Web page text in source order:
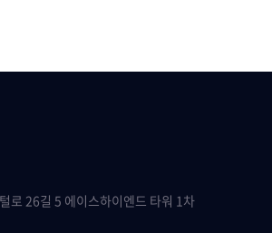
로 26길 5 에이스하이엔드 타워 1차